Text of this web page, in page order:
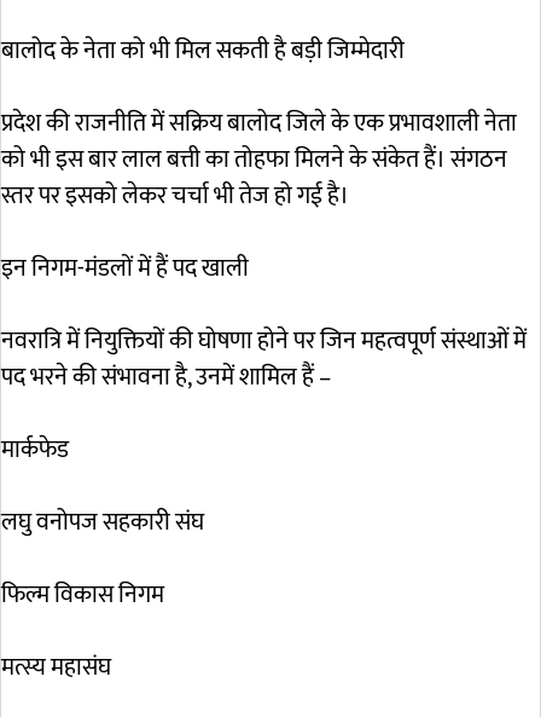
बालोद के नेता को भी मिल सकती है बड़ी जिम्मेदारी
प्रदेश की राजनीति में सक्रिय बालोद जिले के एक प्रभावशाली नेता
को भी इस बार लाल बत्ती का तोहफा मिलने के संकेत हैं। संगठन
स्तर पर इसको लेकर चर्चा भी तेज हो गई है।
इन निगम-मंडलों में हैं पद खाली
नवरात्रि में नियुक्तियों की घोषणा होने पर जिन महत्वपूर्ण संस्थाओं में
पद भरने की संभावना है, उनमें शामिल हैं –
मार्कफेड
लघु वनोपज सहकारी संघ
फिल्म विकास निगम
मत्स्य महासंघ